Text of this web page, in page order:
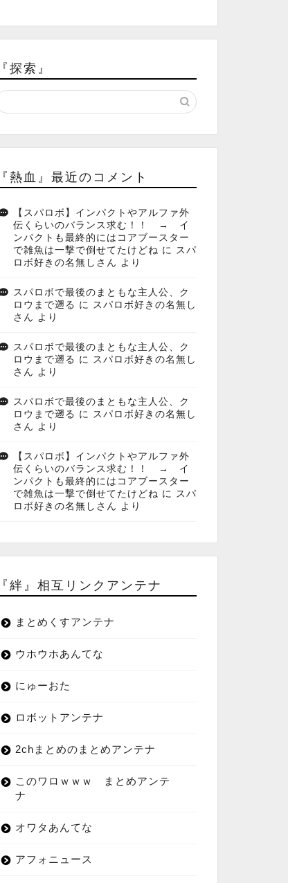
『探索』
『熱血』最近のコメント
【スパロボ】インパクトやアルファ外
伝くらいのバランス求む！！ → イ
ンパクトも最終的にはコアブースター
で雑魚は一撃で倒せてたけどね に
スパ
ロボ好きの名無しさん より
スパロボで最後のまともな主人公、ク
ロウまで遡る に
スパロボ好きの名無し
さん より
スパロボで最後のまともな主人公、ク
ロウまで遡る に
スパロボ好きの名無し
さん より
スパロボで最後のまともな主人公、ク
ロウまで遡る に
スパロボ好きの名無し
さん より
【スパロボ】インパクトやアルファ外
伝くらいのバランス求む！！ → イ
ンパクトも最終的にはコアブースター
で雑魚は一撃で倒せてたけどね に
スパ
ロボ好きの名無しさん より
『絆』相互リンクアンテナ
まとめくすアンテナ
ウホウホあんてな
にゅーおた
ロボットアンテナ
2chまとめのまとめアンテナ
このワロｗｗｗ まとめアンテ
ナ
オワタあんてな
アフォニュース